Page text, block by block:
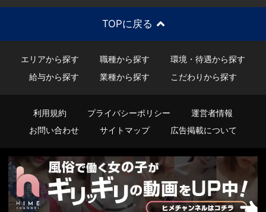
TOPに戻る
エリアから探す 職種から探す
環境・待遇から探す
給与から探す
業種から探す こだわりから探す
利用規約 プライバシーポリシー
運営者情報
お問い合わせ
サイトマップ 広告掲載について